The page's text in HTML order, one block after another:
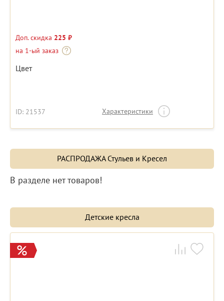
Доп. скидка 225 ₽
на 1-ый заказ
Цвет
ID: 21537 Характеристики
РАСПРОДАЖА Стульев и Кресел
В разделе нет товаров!
Детские кресла